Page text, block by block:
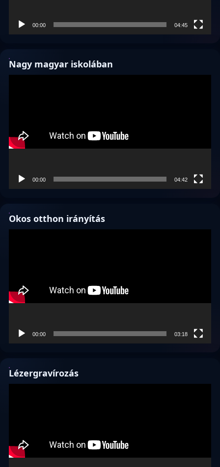
00:00 04:45
Nagy magyar iskolában
00:00 04:42
Okos otthon irányítás
00:00 03:18
Lézergravírozás